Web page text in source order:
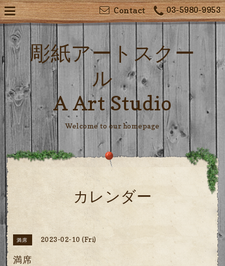
03-5980-9953
Contact
彫紙アートスクー
ル
A Art Studio
Welcome to our homepage
カレンダー
満席 2023-02-10 (Fri)
満席